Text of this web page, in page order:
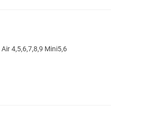
4,5,6,7,8,9 Mini5,6